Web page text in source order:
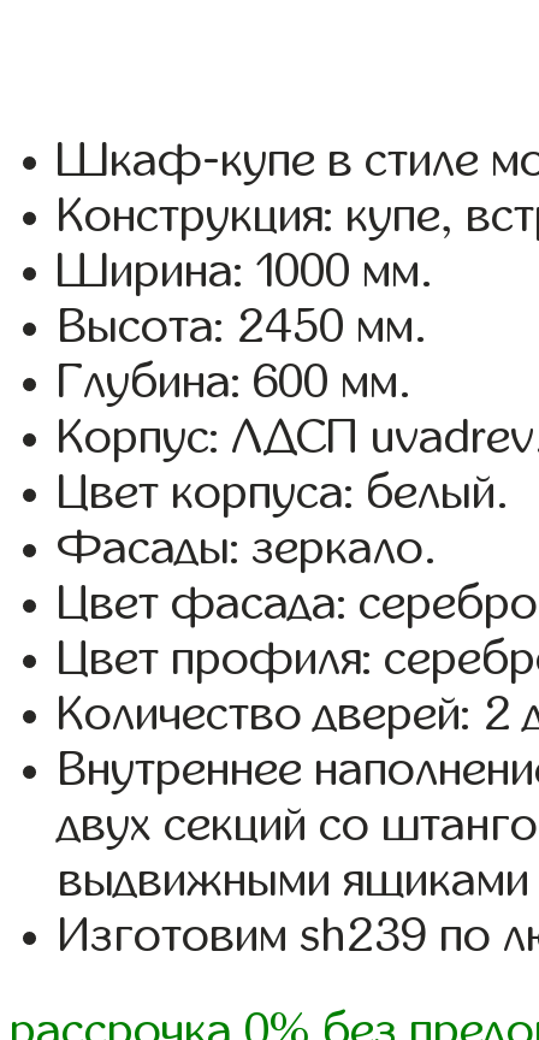
Шкаф-купе в стиле
Конструкция: купе,
Ширина: 1000 мм.
Высота: 2450 мм.
Глубина: 600 мм.
Корпус: ЛДСП
Цвет корпуса: белый.
Фасады: зеркало.
Цвет фасада:
Цвет профиля:
Количество дверей: 2
Внутреннее
двух секций со
выдвижными ящиками
Изготовим sh239 по